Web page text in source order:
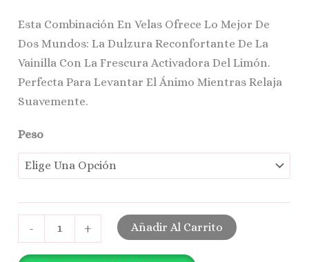
Esta Combinación En Velas Ofrece Lo Mejor De
Dos Mundos: La Dulzura Reconfortante De La
Vainilla Con La Frescura Activadora Del Limón.
Perfecta Para Levantar El Ánimo Mientras Relaja
Suavemente.
Peso
- + Añadir Al Carrito